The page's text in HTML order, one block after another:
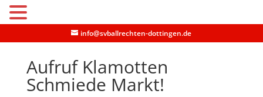
info@svballrechten-dottingen.de
Aufruf Klamotten
Schmiede Markt!